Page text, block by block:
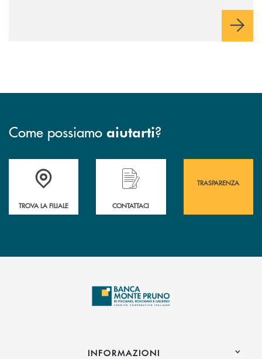
Come possiamo aiutarti?
Accedi all' elenco completo&nbsp; delle&nbsp; filiali&nbsp; di Banca
TROVA LA FILIALE
Hai bisogno di assistenza immediata?
CONTATTACI
TRASPARENZA
INFORMAZIONI